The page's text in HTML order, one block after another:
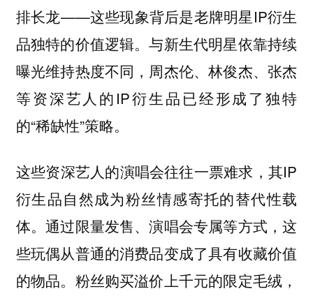
排长龙——这些现象背后是老牌明星IP衍生
品独特的价值逻辑。与新生代明星依靠持续
曝光维持热度不同，周杰伦、林俊杰、张杰
等资深艺人的IP衍生品已经形成了独特
的“稀缺性”策略。
这些资深艺人的演唱会往往一票难求，其IP
衍生品自然成为粉丝情感寄托的替代性载
体。通过限量发售、演唱会专属等方式，这
些玩偶从普通的消费品变成了具有收藏价值
的物品。粉丝购买溢价上千元的限定毛绒，